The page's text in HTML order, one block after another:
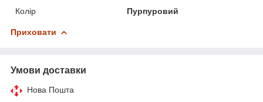
Колір
Пурпуровий
Приховати
Умови доставки
Нова Пошта